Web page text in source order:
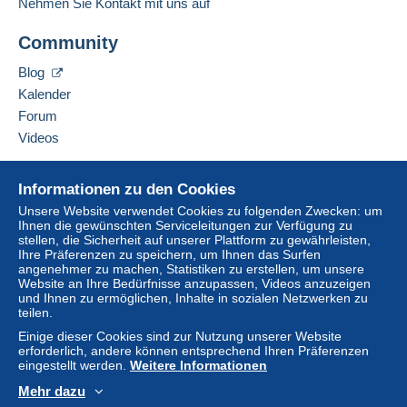
Diese Zone enthält
6,90 €
Ab 201
6,90 €
zugreifen zu können, müssen Sie
Mitglied sein und sich einloggen.
Zahlungsbedingungen:
Alle Zahlungen werden über die Delcampe- Website
Zahlungsoptionen können SiePayPalverwenden, eine
Kredit-/Debitkartehinzufügen oder eine
Zahlungen per Scheck oder Banküberweisung direkt auf
Adresse des Unternehmens:
Dr.-Franz-Rehrl-Platz 8
AT-5020
Österreich
Diesen Verkäufer zu den Favoriten hinzufügen
hinzufügen
Informationen zu den Cookies
Unsere Website verwendet Cookies zu folgenden Zwecken: um
Ihnen die gewünschten Serviceleitungen zur Verfügung zu
stellen, die Sicherheit auf unserer Plattform zu gewährleisten,
Ihre Präferenzen zu speichern, um Ihnen das Surfen
angenehmer zu machen, Statistiken zu erstellen, um unsere
Website an Ihre Bedürfnisse anzupassen, Videos anzuzeigen
und Ihnen zu ermöglichen, Inhalte in sozialen Netzwerken zu
teilen.
Einige dieser Cookies sind zur Nutzung unserer Website
erforderlich, andere können entsprechend Ihren Präferenzen
eingestellt werden. Weitere Informationen
Mehr dazu
Nehmen Sie Kontakt mit uns auf
Community
Blog
Kalender
Forum
Videos
Online-Hilfe
Auf Delcampe kaufen
Auf Delcampe verkaufen
Eine sichere Website